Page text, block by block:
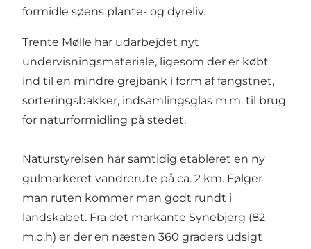
formidle søens plante- og dyreliv.
Trente Mølle har udarbejdet nyt
undervisningsmateriale, ligesom der er købt
ind til en mindre grejbank i form af fangstnet,
sorteringsbakker, indsamlingsglas m.m. til brug
for naturformidling på stedet.
Naturstyrelsen har samtidig etableret en ny
gulmarkeret vandrerute på ca. 2 km. Følger
man ruten kommer man godt rundt i
landskabet. Fra det markante Synebjerg (82
m.o.h) er der en næsten 360 graders udsigt